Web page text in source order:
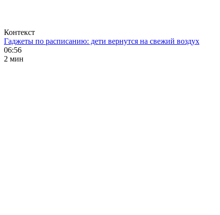
Контекст
Гаджеты по расписанию: дети вернутся на свежий воздух
06:56
2 мин